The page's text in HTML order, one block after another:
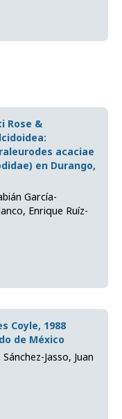
Rose &
acaciae
en Durango,
García-
Enrique Ruíz-
Coyle, 1988
de México
Jasso, Juan